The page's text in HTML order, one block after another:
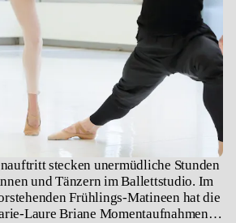
stecken unermüdliche Stunden
und Tänzern im Ballettstudio. Im
Frühlings-Matineen hat die
Laure Briane Momentaufnahmen